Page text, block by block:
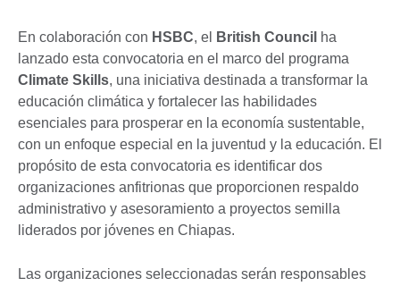
En colaboración con HSBC, el British Council ha
lanzado esta convocatoria en el marco del programa
Climate Skills, una iniciativa destinada a transformar la
educación climática y fortalecer las habilidades
esenciales para prosperar en la economía sustentable,
con un enfoque especial en la juventud y la educación. El
propósito de esta convocatoria es identificar dos
organizaciones anfitrionas que proporcionen respaldo
administrativo y asesoramiento a proyectos semilla
liderados por jóvenes en Chiapas.
Las organizaciones seleccionadas serán responsables